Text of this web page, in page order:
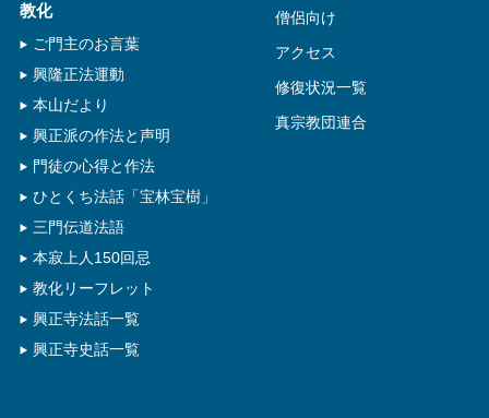
教化
ご門主のお言葉
興隆正法運動
本山だより
興正派の作法と声明
門徒の心得と作法
ひとくち法話「宝林宝樹」
三門伝道法語
本寂上人150回忌
教化リーフレット
興正寺法話一覧
興正寺史話一覧
僧侶向け
アクセス
修復状況一覧
真宗教団連合